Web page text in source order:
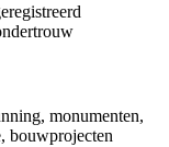
monumenten,
bouwprojecten